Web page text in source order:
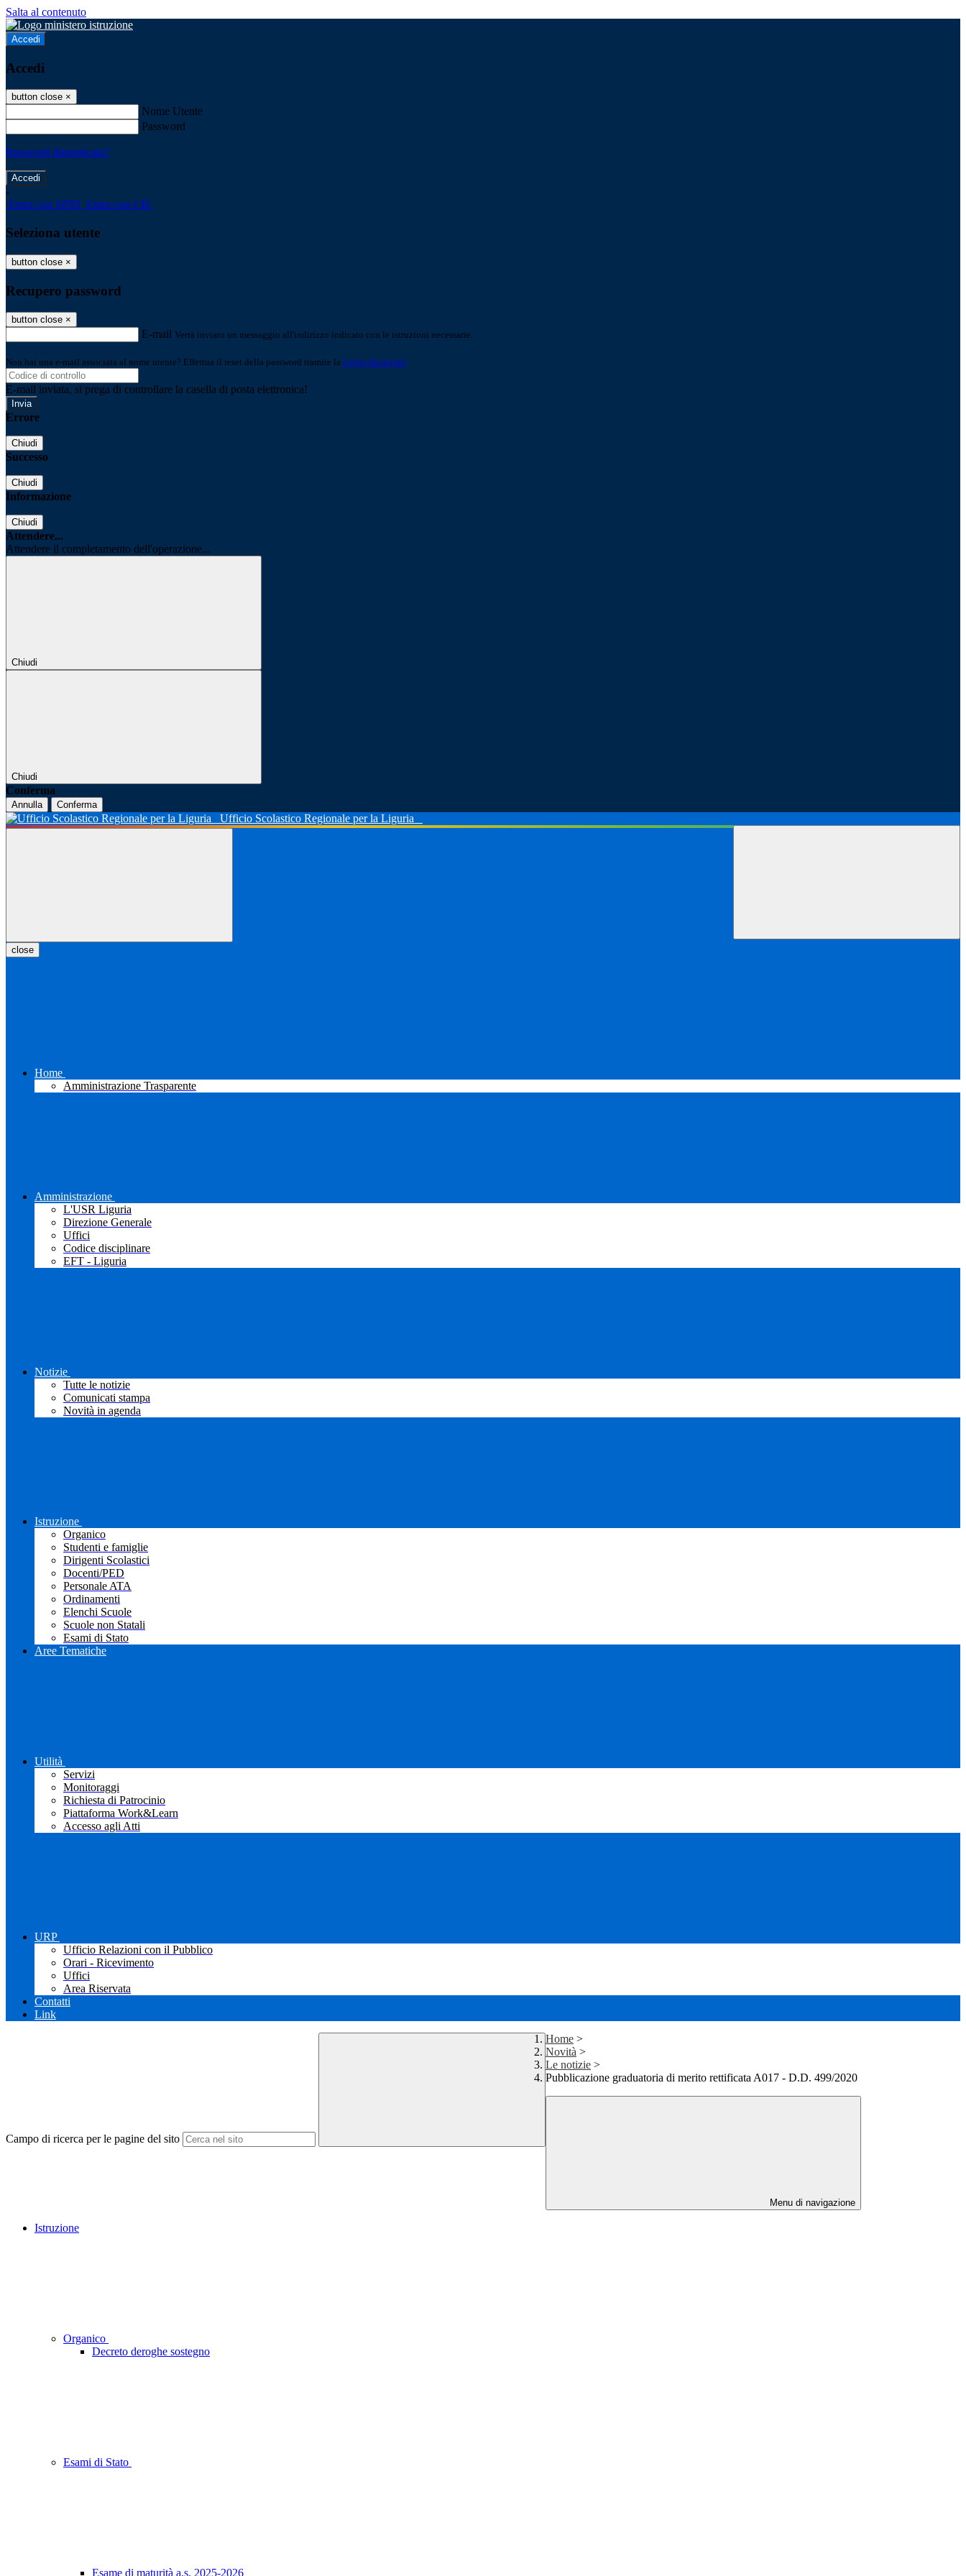
Salta al contenuto
Accedi
Accedi
button close ×
Nome Utente
Password
Password dimenticata?
-
Entra con SPID Entra con CIE
Seleziona utente
button close ×
Recupero password
button close ×
E-mail Verrà inviato un messaggio all'indirizzo indicato con le istruzioni necessarie.
Non hai una e-mail associata al nome utente? Effettua il reset della password tramite la Login Spaggiari
E-mail inviata, si prega di controllare la casella di posta elettronica!
Errore
Chiudi
Successo
Chiudi
Informazione
Chiudi
Attendere...
Attendere il completamento dell'operazione...
Chiudi
Chiudi
Conferma
Annulla Conferma
Ufficio Scolastico Regionale per la Liguria
close
Home
Amministrazione Trasparente
Amministrazione
L'USR Liguria
Direzione Generale
Uffici
Codice disciplinare
EFT - Liguria
Notizie
Tutte le notizie
Comunicati stampa
Novità in agenda
Istruzione
Organico
Studenti e famiglie
Dirigenti Scolastici
Docenti/PED
Personale ATA
Ordinamenti
Elenchi Scuole
Scuole non Statali
Esami di Stato
Aree Tematiche
Utilità
Servizi
Monitoraggi
Richiesta di Patrocinio
Piattaforma Work&Learn
Accesso agli Atti
URP
Ufficio Relazioni con il Pubblico
Orari - Ricevimento
Uffici
Area Riservata
Contatti
Link
Campo di ricerca per le pagine del sito
Home >
Novità >
Le notizie >
Pubblicazione graduatoria di merito rettificata A017 - D.D. 499/2020
Menu di navigazione
Istruzione
Organico
Decreto deroghe sostegno
Esami di Stato
Esame di maturità a.s. 2025-2026